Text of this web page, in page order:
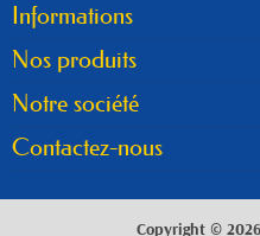
Informations
Nos produits
Notre société
Contactez-nous
Copyright ©